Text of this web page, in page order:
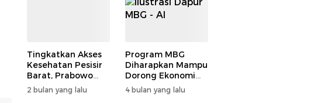
Tingkatkan Akses
Kesehatan Pesisir
Barat, Prabowo
Resmikan RSUD KH
Muhammad Thohir
2 bulan yang lalu
Program MBG
Diharapkan Mampu
Dorong Ekonomi
Daerah, DPRD
Lampung Tekankan
4 bulan yang lalu